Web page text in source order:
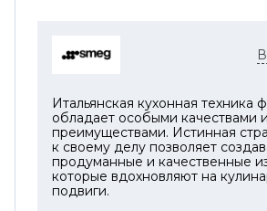
Итальянская кухонная техника
обладает особыми качествами и
преимуществами. Истинная
к своему делу позволяет
продуманные и качественные
которые вдохновляют на
подвиги.